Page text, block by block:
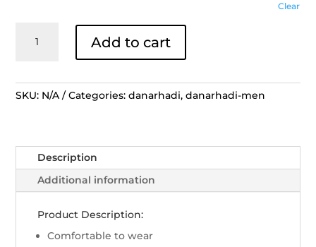
Clear
Batik
Benji
-
Hitam
Cokelat
quantity
Add to cart
SKU: N/A Categories: danarhadi,danarhadi-men
Description
Additional information
Product Description:
Comfortable to wear